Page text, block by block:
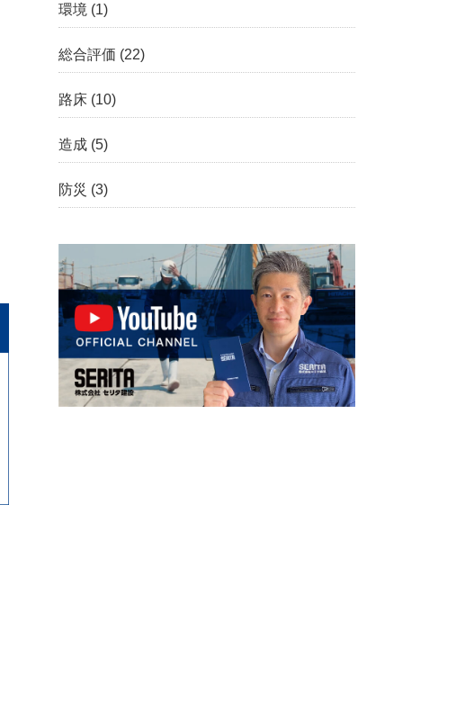
環境 (1)
総合評価 (22)
路床 (10)
造成 (5)
防災 (3)